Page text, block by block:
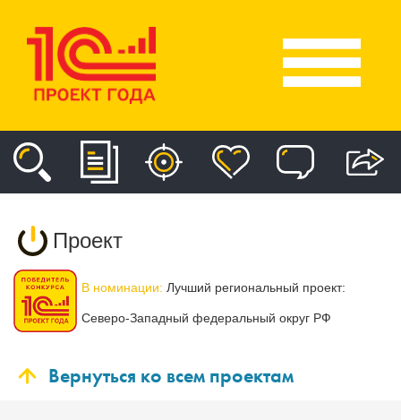
Проект
В номинации: Лучший региональный проект:
Северо-Западный федеральный округ РФ
Вернуться ко всем проектам